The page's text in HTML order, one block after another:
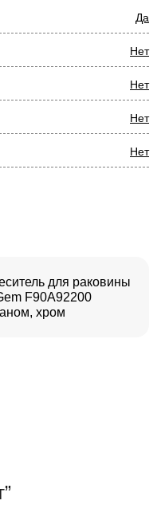
Да
Нет
Нет
Нет
Нет
для раковины
F90A92200
хром